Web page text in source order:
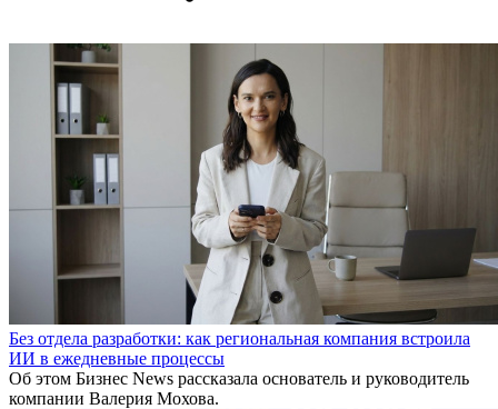
Без отдела разработки: как региональная компания встроила
ИИ в ежедневные процессы
Об этом Бизнес News рассказала основатель и руководитель
компании Валерия Мохова.